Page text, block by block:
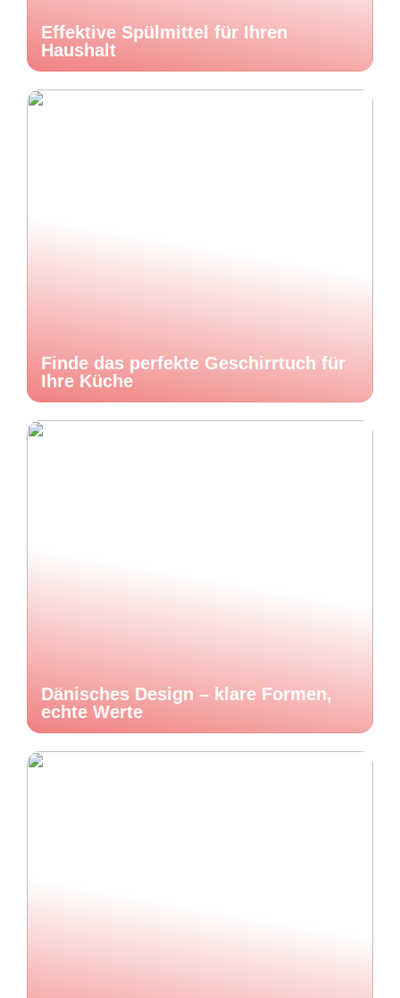
Effektive Spülmittel für Ihren
Haushalt
Finde das perfekte Geschirrtuch für
Ihre Küche
Dänisches Design – klare Formen,
echte Werte